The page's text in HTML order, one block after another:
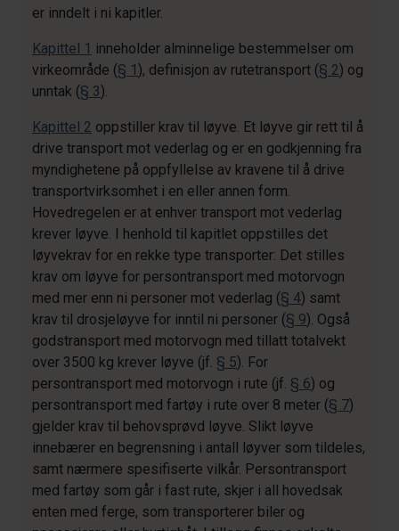
er inndelt i ni kapitler.
Kapittel 1 inneholder alminnelige bestemmelser om
virkeområde (§ 1), definisjon av rutetransport (§ 2) og
unntak (§ 3).
Kapittel 2 oppstiller krav til løyve. Et løyve gir rett til å
drive transport mot vederlag og er en godkjenning fra
myndighetene på oppfyllelse av kravene til å drive
transportvirksomhet i en eller annen form.
Hovedregelen er at enhver transport mot vederlag
krever løyve. I henhold til kapitlet oppstilles det
løyvekrav for en rekke type transporter: Det stilles
krav om løyve for persontransport med motorvogn
med mer enn ni personer mot vederlag (§ 4) samt
krav til drosjeløyve for inntil ni personer (§ 9). Også
godstransport med motorvogn med tillatt totalvekt
over 3500 kg krever løyve (jf. § 5). For
persontransport med motorvogn i rute (jf. § 6) og
persontransport med fartøy i rute over 8 meter (§ 7)
gjelder krav til behovsprøvd løyve. Slikt løyve
innebærer en begrensning i antall løyver som tildeles,
samt nærmere spesifiserte vilkår. Persontransport
med fartøy som går i fast rute, skjer i all hovedsak
enten med ferge, som transporterer biler og